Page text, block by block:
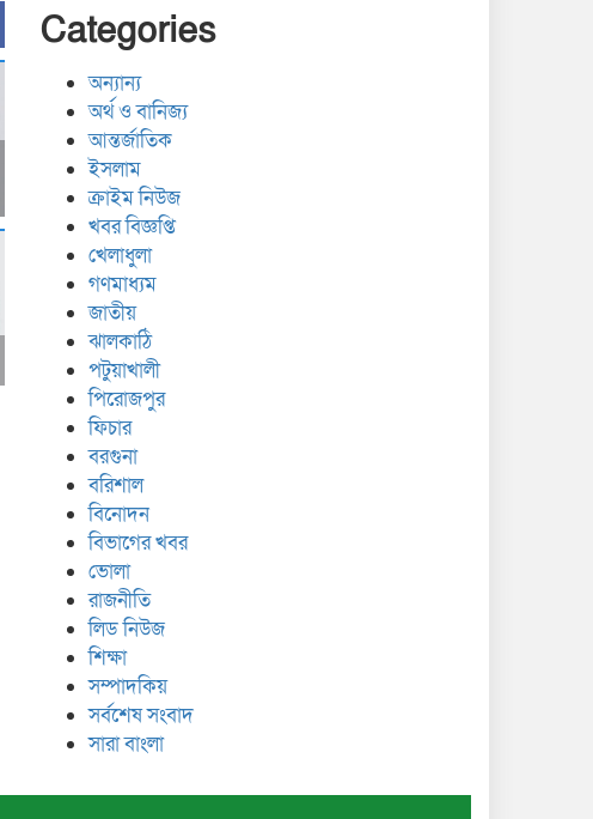
Categories
অন্যান্য
অর্থ ও বানিজ্য
আন্তর্জাতিক
ইসলাম
ক্রাইম নিউজ
খবর বিজ্ঞপ্তি
খেলাধুলা
গণমাধ্যম
জাতীয়
ঝালকাঠি
পটুয়াখালী
পিরোজপুর
ফিচার
বরগুনা
বরিশাল
বিনোদন
বিভাগের খবর
ভোলা
রাজনীতি
লিড নিউজ
শিক্ষা
সম্পাদকিয়
সর্বশেষ সংবাদ
সারা বাংলা